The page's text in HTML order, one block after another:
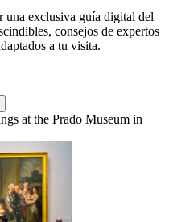
una exclusiva guía digital del
consejos de expertos
a tu visita.
at the Prado Museum in